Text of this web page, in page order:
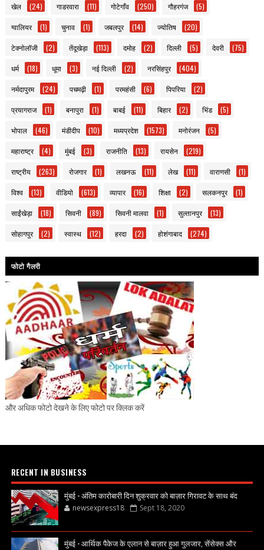
खेल (24) गाडरवारा (11) गोटेगाँव (250) गौहरगंज (5)
ग्वालियर (1) चुनाव (1) जबलपुर (14) ज्योतिष (20)
टेक्नोलॉजी (2) तेंदूखेड़ा (113) दमोह (2) दिल्ली (5) देवरी (75)
धर्म (18) धूमा (3) नई दिल्ली (2) नरसिंहपुर (404)
नर्मदापुरम (24) पचमढ़ी (1) परमहंसी (6) पिपरिया (2)
प्रयागराज (1) बनापुरा (1) बाबई (11) बिहार (2) भिंड (5)
भोपाल (46) मंडीदीप (10) मध्यप्रदेश (1573) मनोरंजन (5)
महाराष्ट्र (4) मुंबई (3) राजनीति (13) रायसेन (219)
राष्ट्रीय (263) रोजगार (1) लखनऊ (11) लेख (11) वाराणसी (1)
विश्व (13) वीडियो (613) व्यापार (16) शिक्षा (2) सलकनपुर (1)
साईंखेड़ा (18) सिवनी (89) सिवनी मालवा (1) सुल्तानपुर (13)
सोहागपुर (2) स्वास्थ (12) हरदा (2) होशंगाबाद (274)
फोटो गैलरी
और अधिक फोटो देखने के लिए फोटो पर क्लिक करें
RECENT IN BUSINESS
मुंबई - अंतिम कारोबारी दिन शुक्रवार को बाज़ार गिरावट के साथ बंद
newsexpress18 Sept 18, 2020
मुंबई - आर्थिक पैकेज के एलान से बाज़ार हुआ गुलजार, सेंसेक्स और